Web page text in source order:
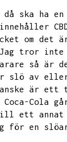
då ska ha
om det är
Jag tror inte
så är
slö av eller
är ett
Cola
ett annat
för en